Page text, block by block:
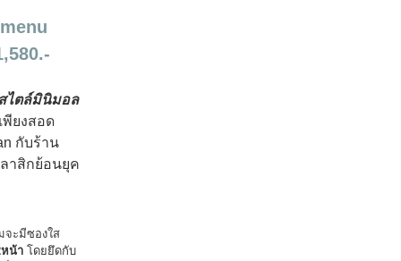
ไตล์มินิมอล
พียงสอด
กับร้าน
าสิกย้อนยุค
จะมีซองใส
หน้าโดยยึดกับ